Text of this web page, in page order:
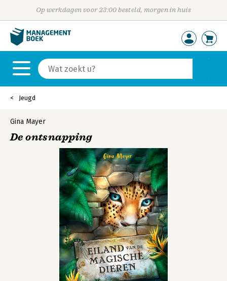
Op werkdagen voor 23:00 besteld, morgen in huis
Jeugd
Gina Mayer
De ontsnapping